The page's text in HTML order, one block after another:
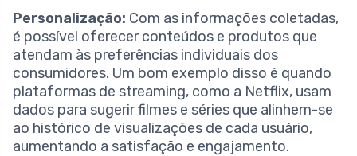
Personalização: Com as informações coletadas,
é possível oferecer conteúdos e produtos que
atendam às preferências individuais dos
consumidores. Um bom exemplo disso é quando
plataformas de streaming, como a Netflix, usam
dados para sugerir filmes e séries que alinhem-se
ao histórico de visualizações de cada usuário,
aumentando a satisfação e engajamento.